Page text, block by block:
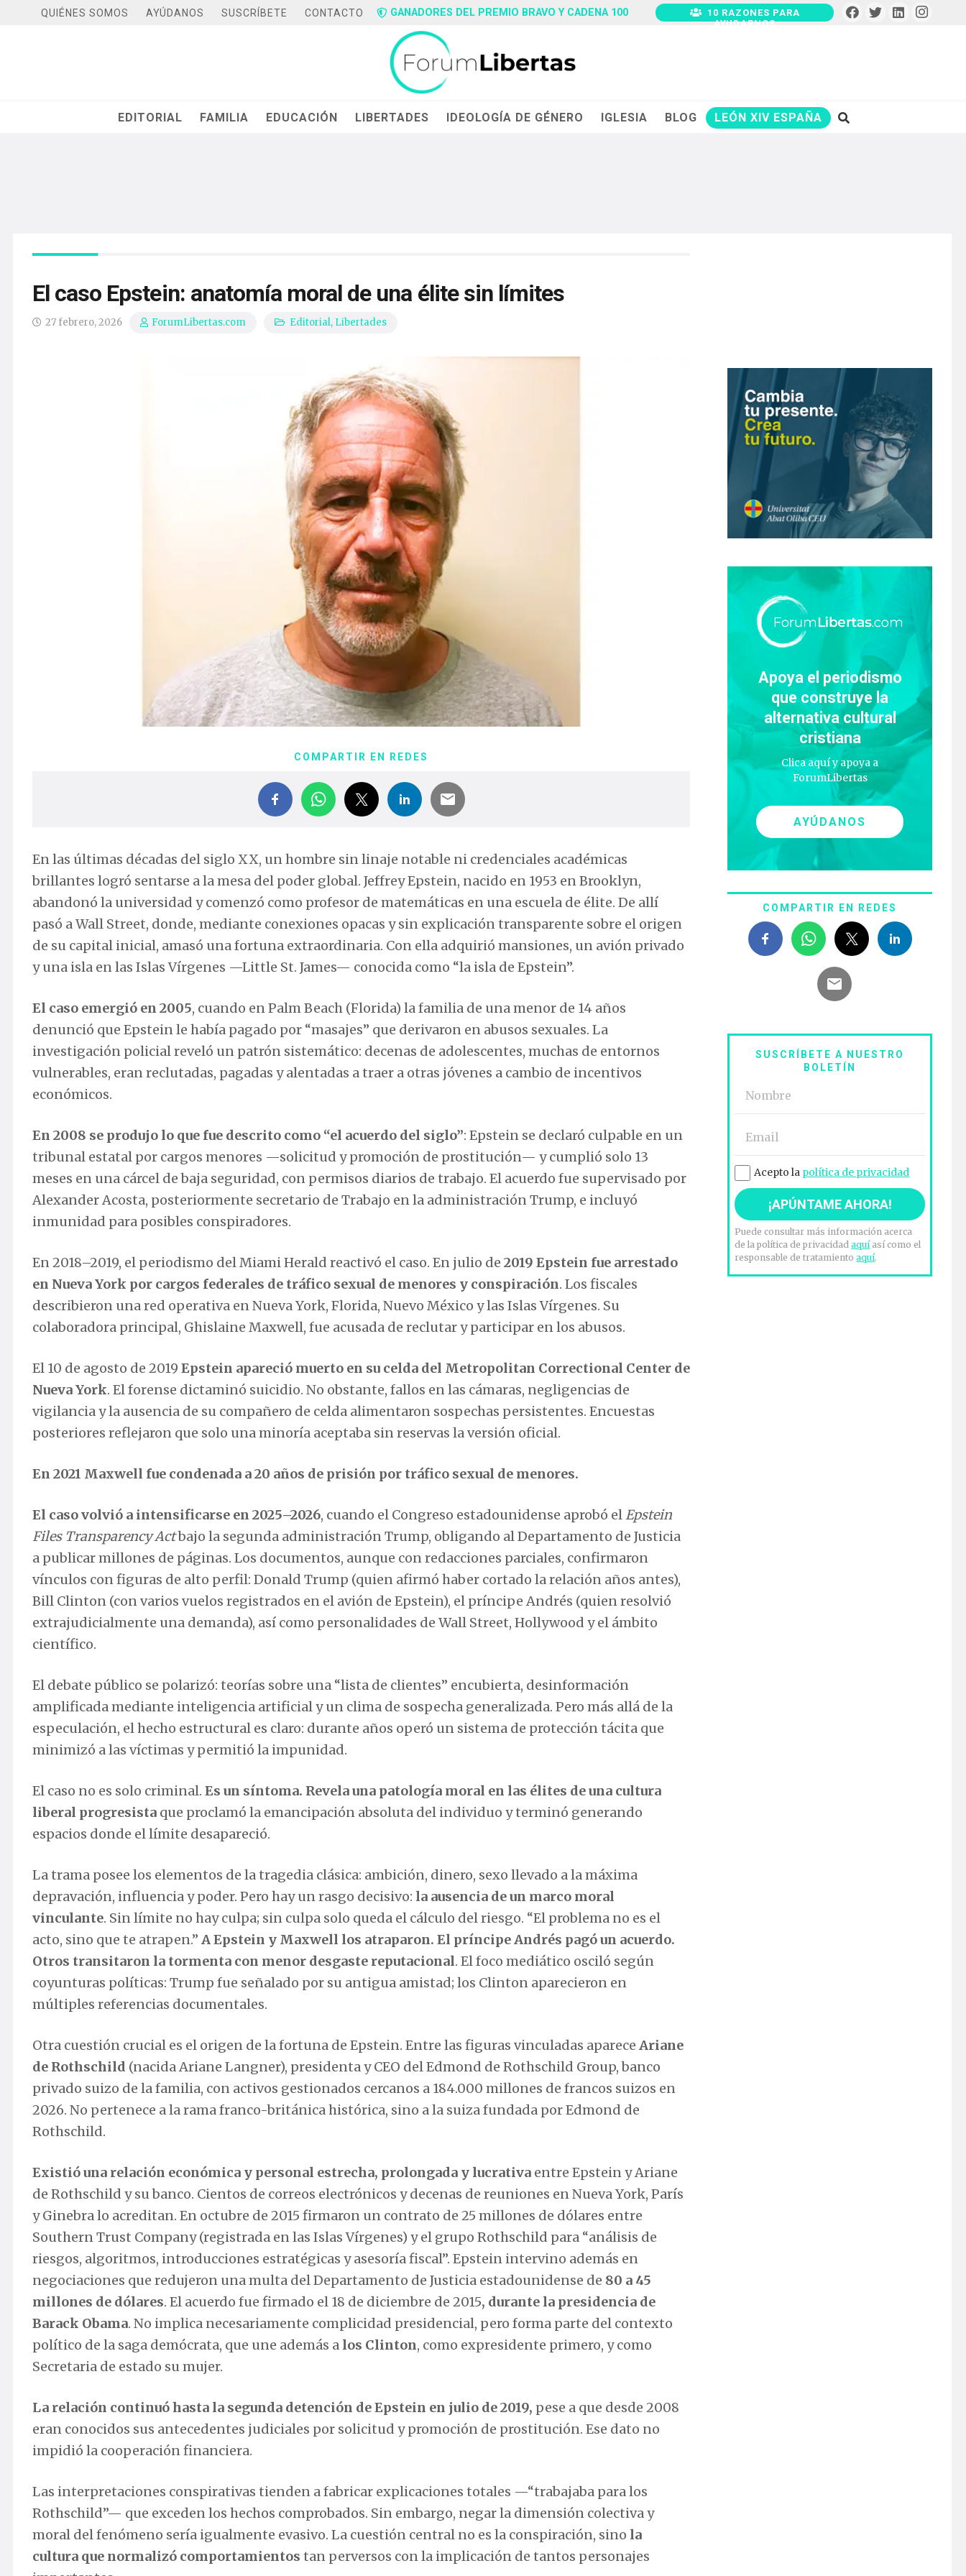
QUIÉNES SOMOS AYÚDANOS SUSCRÍBETE CONTACTO GANADORES DEL PREMIO BRAVO Y CADENA 100
10 RAZONES PARA
AYUDARNOS
EDITORIAL FAMILIA EDUCACIÓN LIBERTADES IDEOLOGÍA DE GÉNERO IGLESIA BLOG LEÓN XIV ESPAÑA
El caso Epstein: anatomía moral de una élite sin límites
27 febrero, 2026 ForumLibertas.com Editorial, Libertades
COMPARTIR EN REDES
En las últimas décadas del siglo XX, un hombre sin linaje notable ni credenciales académicas
brillantes logró sentarse a la mesa del poder global. Jeffrey Epstein, nacido en 1953 en Brooklyn,
abandonó la universidad y comenzó como profesor de matemáticas en una escuela de élite. De allí
pasó a Wall Street, donde, mediante conexiones opacas y sin explicación transparente sobre el origen
de su capital inicial, amasó una fortuna extraordinaria. Con ella adquirió mansiones, un avión privado
y una isla en las Islas Vírgenes —Little St. James— conocida como “la isla de Epstein”.
El caso emergió en 2005, cuando en Palm Beach (Florida) la familia de una menor de 14 años
denunció que Epstein le había pagado por “masajes” que derivaron en abusos sexuales. La
investigación policial reveló un patrón sistemático: decenas de adolescentes, muchas de entornos
vulnerables, eran reclutadas, pagadas y alentadas a traer a otras jóvenes a cambio de incentivos
económicos.
En 2008 se produjo lo que fue descrito como “el acuerdo del siglo”: Epstein se declaró culpable en un
tribunal estatal por cargos menores —solicitud y promoción de prostitución— y cumplió solo 13
meses en una cárcel de baja seguridad, con permisos diarios de trabajo. El acuerdo fue supervisado por
Alexander Acosta, posteriormente secretario de Trabajo en la administración Trump, e incluyó
inmunidad para posibles conspiradores.
En 2018–2019, el periodismo del Miami Herald reactivó el caso. En julio de 2019 Epstein fue arrestado
en Nueva York por cargos federales de tráfico sexual de menores y conspiración. Los fiscales
describieron una red operativa en Nueva York, Florida, Nuevo México y las Islas Vírgenes. Su
colaboradora principal, Ghislaine Maxwell, fue acusada de reclutar y participar en los abusos.
El 10 de agosto de 2019 Epstein apareció muerto en su celda del Metropolitan Correctional Center de
Nueva York. El forense dictaminó suicidio. No obstante, fallos en las cámaras, negligencias de
vigilancia y la ausencia de su compañero de celda alimentaron sospechas persistentes. Encuestas
posteriores reflejaron que solo una minoría aceptaba sin reservas la versión oficial.
En 2021 Maxwell fue condenada a 20 años de prisión por tráfico sexual de menores.
El caso volvió a intensificarse en 2025–2026, cuando el Congreso estadounidense aprobó elEpstein
Files Transparency Actbajo la segunda administración Trump, obligando al Departamento de Justicia
a publicar millones de páginas. Los documentos, aunque con redacciones parciales, confirmaron
vínculos con figuras de alto perfil: Donald Trump (quien afirmó haber cortado la relación años antes),
Bill Clinton (con varios vuelos registrados en el avión de Epstein), el príncipe Andrés (quien resolvió
extrajudicialmente una demanda), así como personalidades de Wall Street, Hollywood y el ámbito
científico.
El debate público se polarizó: teorías sobre una “lista de clientes” encubierta, desinformación
amplificada mediante inteligencia artificial y un clima de sospecha generalizada. Pero más allá de la
especulación, el hecho estructural es claro: durante años operó un sistema de protección tácita que
minimizó a las víctimas y permitió la impunidad.
El caso no es solo criminal. Es un síntoma. Revela una patología moral en las élites de una cultura
liberal progresista que proclamó la emancipación absoluta del individuo y terminó generando
espacios donde el límite desapareció.
La trama posee los elementos de la tragedia clásica: ambición, dinero, sexo llevado a la máxima
depravación, influencia y poder. Pero hay un rasgo decisivo: la ausencia de un marco moral
vinculante. Sin límite no hay culpa; sin culpa solo queda el cálculo del riesgo. “El problema no es el
acto, sino que te atrapen.” A Epstein y Maxwell los atraparon. El príncipe Andrés pagó un acuerdo.
Otros transitaron la tormenta con menor desgaste reputacional. El foco mediático osciló según
coyunturas políticas: Trump fue señalado por su antigua amistad; los Clinton aparecieron en
múltiples referencias documentales.
Otra cuestión crucial es el origen de la fortuna de Epstein. Entre las figuras vinculadas aparece Ariane
de Rothschild (nacida Ariane Langner), presidenta y CEO del Edmond de Rothschild Group, banco
privado suizo de la familia, con activos gestionados cercanos a 184.000 millones de francos suizos en
2026. No pertenece a la rama franco-británica histórica, sino a la suiza fundada por Edmond de
Rothschild.
Existió una relación económica y personal estrecha, prolongada y lucrativa entre Epstein y Ariane
de Rothschild y su banco. Cientos de correos electrónicos y decenas de reuniones en Nueva York, París
y Ginebra lo acreditan. En octubre de 2015 firmaron un contrato de 25 millones de dólares entre
Southern Trust Company (registrada en las Islas Vírgenes) y el grupo Rothschild para “análisis de
riesgos, algoritmos, introducciones estratégicas y asesoría fiscal”. Epstein intervino además en
negociaciones que redujeron una multa del Departamento de Justicia estadounidense de 80 a 45
millones de dólares. El acuerdo fue firmado el 18 de diciembre de 2015, durante la presidencia de
Barack Obama. No implica necesariamente complicidad presidencial, pero forma parte del contexto
político de la saga demócrata, que une además a los Clinton, como expresidente primero, y como
Secretaria de estado su mujer.
La relación continuó hasta la segunda detención de Epstein en julio de 2019, pese a que desde 2008
eran conocidos sus antecedentes judiciales por solicitud y promoción de prostitución. Ese dato no
impidió la cooperación financiera.
Las interpretaciones conspirativas tienden a fabricar explicaciones totales —“trabajaba para los
Rothschild”— que exceden los hechos comprobados. Sin embargo, negar la dimensión colectiva y
moral del fenómeno sería igualmente evasivo. La cuestión central no es la conspiración, sino la
cultura que normalizó comportamientos tan perversos con la implicación de tantos personajes
Apoya el periodismo
que construye la
alternativa cultural
cristiana
Clica aquí y apoya a
ForumLibertas
AYÚDANOS
COMPARTIR EN REDES
SUSCRÍBETE A NUESTRO
BOLETÍN
Acepto la política de privacidad
Puede consultar más información acerca
de la política de privacidadaquíasí como el
responsable de tratamientoaquí.